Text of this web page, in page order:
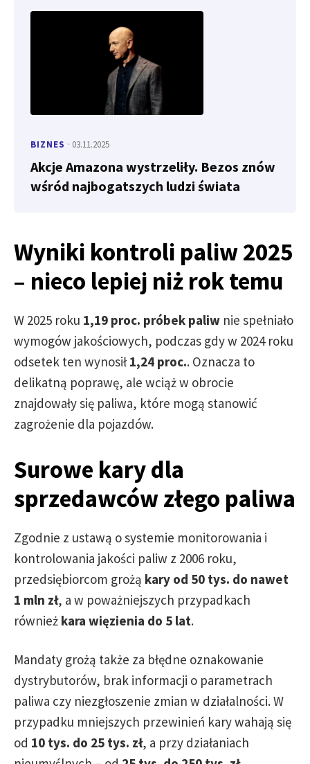
BIZNES · 03.11.2025
Akcje Amazona wystrzeliły. Bezos znów
wśród najbogatszych ludzi świata
Wyniki kontroli paliw 2025
– nieco lepiej niż rok temu
W 2025 roku 1,19 proc. próbek paliw nie spełniało
wymogów jakościowych, podczas gdy w 2024 roku
odsetek ten wynosił1,24 proc.. Oznacza to
delikatną poprawę, ale wciąż w obrocie
znajdowały się paliwa, które mogą stanowić
zagrożenie dla pojazdów.
Surowe kary dla
sprzedawców złego paliwa
Zgodnie z ustawą o systemie monitorowania i
kontrolowania jakości paliw z 2006 roku,
przedsiębiorcom grożą kary od 50 tys. do nawet
1 mln zł, a w poważniejszych przypadkach
również kara więzienia do 5 lat.
Mandaty grożą także za błędne oznakowanie
dystrybutorów, brak informacji o parametrach
paliwa czy niezgłoszenie zmian w działalności. W
przypadku mniejszych przewinień kary wahają się
od 10 tys. do 25 tys. zł, a przy działaniach